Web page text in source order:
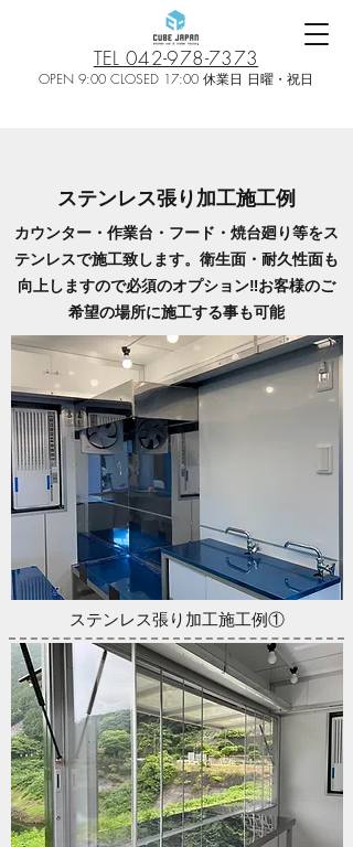
TEL 042-978-7373
OPEN 9:00 CLOSED 17:00 休業日 日曜・祝日
ステンレス張り加工施工例
カウンター・作業台・フード・焼台廻り等をス
テンレスで施工致します。衛生面・耐久性面も
向上しますので必須のオプション‼お客様のご
希望の場所に施工する事も可能
ステンレス張り加工施工例①